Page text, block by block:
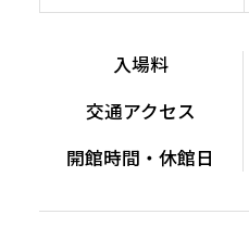
入場料
交通アクセス
開館時間・休館日